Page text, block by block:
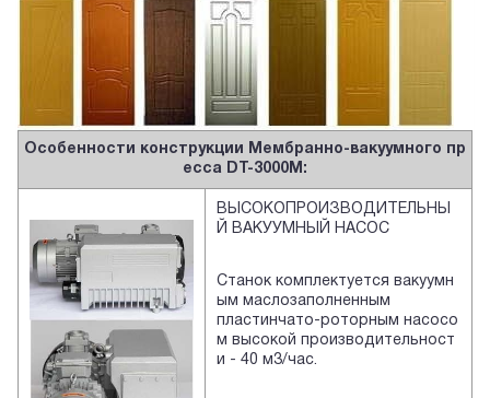
Особенности конструкции Мембранно-вакуумного пр
есса DT-3000M:
ВЫСОКОПРОИЗВОДИТЕЛЬНЫ
Й ВАКУУМНЫЙ НАСОС
Станок комплектуется вакуумн
ым маслозаполненным
пластинчато-роторным насосо
м высокой производительност
и - 40 м3/час.